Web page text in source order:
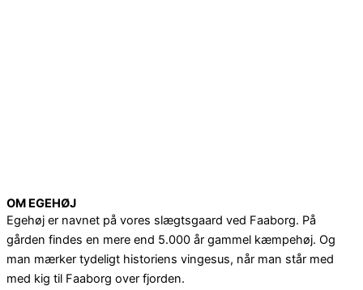
OM EGEHØJ
Egehøj er navnet på vores slægtsgaard ved Faaborg. På
gården findes en mere end 5.000 år gammel kæmpehøj. Og
man mærker tydeligt historiens vingesus, når man står med
med kig til Faaborg over fjorden.